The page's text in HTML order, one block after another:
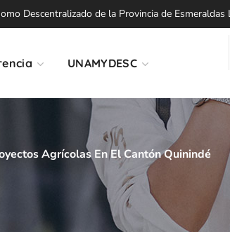
Descentralizado de la Provincia de
UNAMYDESC
Agrícolas En El Cantón Quinindé